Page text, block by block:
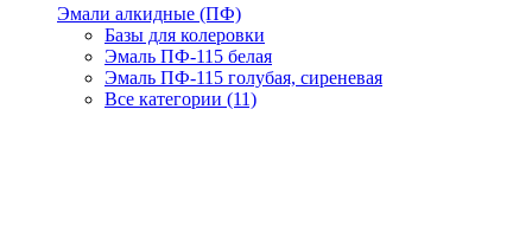
Эмали алкидные (ПФ)
Базы для колеровки
Эмаль ПФ-115 белая
Эмаль ПФ-115 голубая, сиреневая
Все категории (11)